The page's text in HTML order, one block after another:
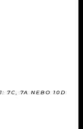
7C, 7A NEBO 10D